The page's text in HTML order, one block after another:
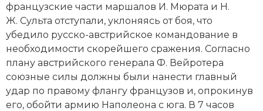
Революции и народные движения
Религия и церковь
Россия
Северная Америка
французские части маршалов И. Мюрата и Н.
Ж. Сульта отступали, уклоняясь от боя, что
убедило русско-австрийское командование в
необходимости скорейшего сражения. Согласно
плану австрийского генерала Ф. Вейротера
союзные силы должны были нанести главный
удар по правому флангу французов и, опрокинув
его, обойти армию Наполеона с юга. В 7 часов